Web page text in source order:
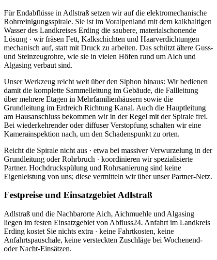
Für Endabflüsse in Adlstraß setzen wir auf die elektromechanische
Rohrreinigungsspirale. Sie ist im Voralpenland mit dem kalkhaltigen
Wasser des Landkreises Erding die saubere, materialschonende
Lösung · wir fräsen Fett, Kalkschichten und Haarverdichtungen
mechanisch auf, statt mit Druck zu arbeiten. Das schützt ältere Guss-
und Steinzeugrohre, wie sie in vielen Höfen rund um Aich und
Algasing verbaut sind.
Unser Werkzeug reicht weit über den Siphon hinaus: Wir bedienen
damit die komplette Sammelleitung im Gebäude, die Fallleitung
über mehrere Etagen in Mehrfamilienhäusern sowie die
Grundleitung im Erdreich Richtung Kanal. Auch die Hauptleitung
am Hausanschluss bekommen wir in der Regel mit der Spirale frei.
Bei wiederkehrender oder diffuser Verstopfung schalten wir eine
Kamerainspektion nach, um den Schadenspunkt zu orten.
Reicht die Spirale nicht aus · etwa bei massiver Verwurzelung in der
Grundleitung oder Rohrbruch · koordinieren wir spezialisierte
Partner. Hochdruckspülung und Rohrsanierung sind keine
Eigenleistung von uns; diese vermitteln wir über unser Partner-Netz.
Festpreise und Einsatzgebiet Adlstraß
Adlstraß und die Nachbarorte Aich, Aichmuehle und Algasing
liegen im festen Einsatzgebiet von Abfluss24. Anfahrt im Landkreis
Erding kostet Sie nichts extra · keine Fahrtkosten, keine
Anfahrtspauschale, keine versteckten Zuschläge bei Wochenend-
oder Nacht-Einsätzen.